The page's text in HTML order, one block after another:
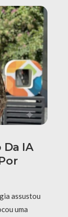
Da IA
assustou
uma